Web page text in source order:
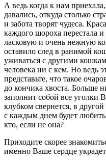
А ведь когда к нам
давались, откуда столько
и забота творят чудеса.
каждого шороха перестала
ласковую и очень нежную
оставило след в ранимой
уживаться с другими
человека ни с кем. Но ведь
представьте, что такое
до кончика хвоста. Больше
заполнит собой все
клубком свернется, в
с каждым днем будет
кто, если не она?
Приходите скорее
именно Ваше сердце